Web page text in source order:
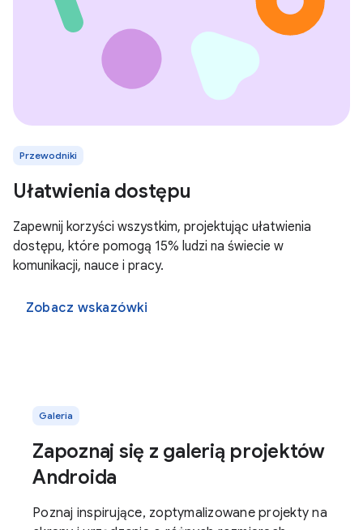
Przewodniki
Ułatwienia dostępu
Zapewnij korzyści wszystkim, projektując ułatwienia
dostępu, które pomogą 15% ludzi na świecie w
komunikacji, nauce i pracy.
Zobacz wskazówki
Galeria
Zapoznaj się z galerią projektów
Androida
Poznaj inspirujące, zoptymalizowane projekty na